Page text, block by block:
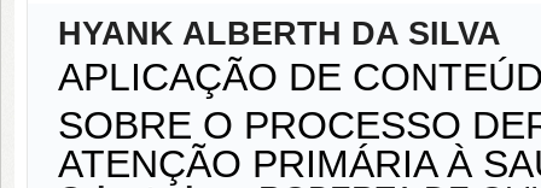
HYANK ALBERTH DA SILVA
APLICAÇÃO DE
SOBRE O PROCESSO
ATENÇÃO PRIMÁRIA À